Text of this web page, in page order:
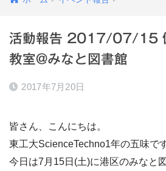
活動報告 2017/07/15
教室@みなと図書館
2017年7月20日
皆さん、こんにちは。
東工大ScienceTechno1年の五味です
今日は7月15日(土)に港区のみなと